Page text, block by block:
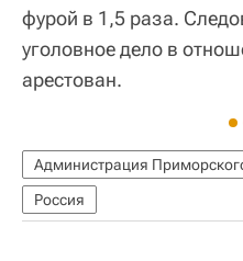
фурой в 1,5 раза.
уголовное дело в
арестован.
Администрация
Россия